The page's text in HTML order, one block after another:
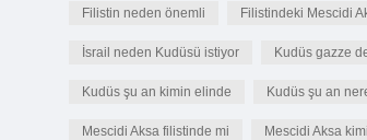
Filistin neden önemli Filistindeki Mescidi
İsrail neden Kudüsü istiyor Kudüs gazze
Kudüs şu an kimin elinde Kudüs şu an
Mescidi Aksa filistinde mi Mescidi Aksa